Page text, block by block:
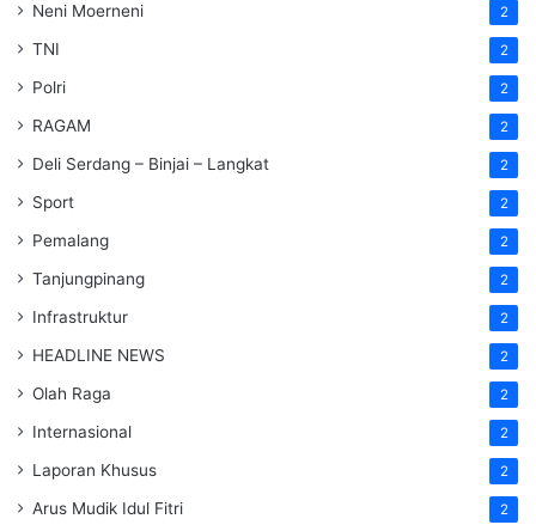
Neni Moerneni 2
TNI 2
Polri 2
RAGAM 2
Deli Serdang – Binjai – Langkat 2
Sport 2
Pemalang 2
Tanjungpinang 2
Infrastruktur 2
HEADLINE NEWS 2
Olah Raga 2
Internasional 2
Laporan Khusus 2
Arus Mudik Idul Fitri 2